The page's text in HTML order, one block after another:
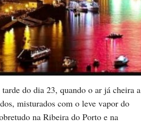
do dia 23, quando o ar já cheira a
misturados com o leve vapor do
na Ribeira do Porto e na